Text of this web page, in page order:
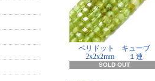
ペリドット キューブ
2x2x2mm １連
SOLD OUT